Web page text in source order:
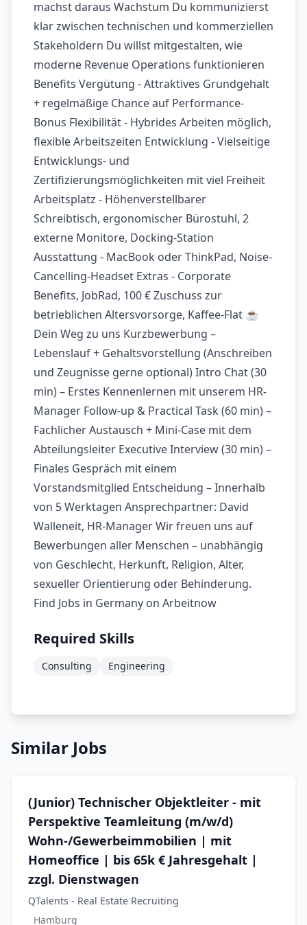
machst daraus Wachstum Du kommunizierst
klar zwischen technischen und kommerziellen
Stakeholdern Du willst mitgestalten, wie
moderne Revenue Operations funktionieren
Benefits Vergütung - Attraktives Grundgehalt
+ regelmäßige Chance auf Performance-
Bonus Flexibilität - Hybrides Arbeiten möglich,
flexible Arbeitszeiten Entwicklung - Vielseitige
Entwicklungs- und
Zertifizierungsmöglichkeiten mit viel Freiheit
Arbeitsplatz - Höhenverstellbarer
Schreibtisch, ergonomischer Bürostuhl, 2
externe Monitore, Docking-Station
Ausstattung - MacBook oder ThinkPad, Noise-
Cancelling-Headset Extras - Corporate
Benefits, JobRad, 100 € Zuschuss zur
betrieblichen Altersvorsorge, Kaffee-Flat ☕
Dein Weg zu uns Kurzbewerbung –
Lebenslauf + Gehaltsvorstellung (Anschreiben
und Zeugnisse gerne optional) Intro Chat (30
min) – Erstes Kennenlernen mit unserem HR-
Manager Follow-up & Practical Task (60 min) –
Fachlicher Austausch + Mini-Case mit dem
Abteilungsleiter Executive Interview (30 min) –
Finales Gespräch mit einem
Vorstandsmitglied Entscheidung – Innerhalb
von 5 Werktagen Ansprechpartner: David
Walleneit, HR-Manager Wir freuen uns auf
Bewerbungen aller Menschen – unabhängig
von Geschlecht, Herkunft, Religion, Alter,
sexueller Orientierung oder Behinderung.
Find Jobs in Germany on Arbeitnow
Required Skills
Consulting Engineering
Similar Jobs
(Junior) Technischer Objektleiter - mit
Perspektive Teamleitung (m/w/d)
Wohn-/Gewerbeimmobilien | mit
Homeoffice | bis 65k € Jahresgehalt |
zzgl. Dienstwagen
QTalents - Real Estate Recruiting
Hamburg